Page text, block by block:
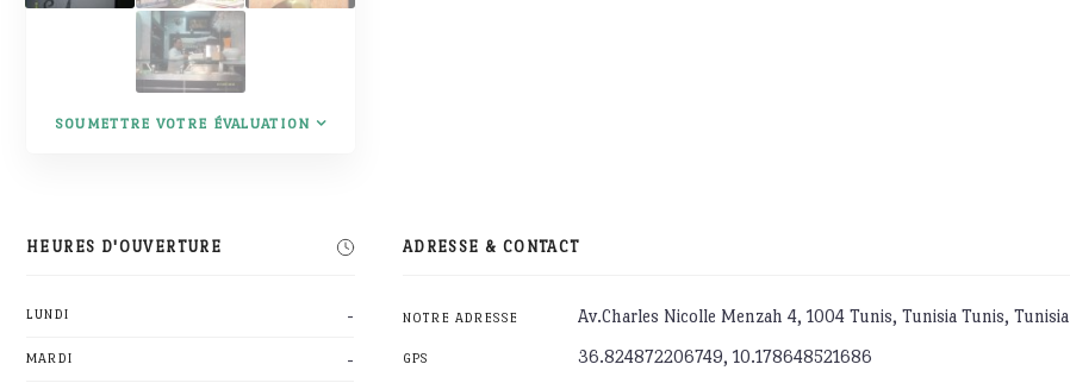
SOUMETTRE VOTRE ÉVALUATION
HEURES D'OUVERTURE
LUNDI -
MARDI -
ADRESSE & CONTACT
NOTRE ADRESSE Av.Charles Nicolle Menzah 4, 1004 Tunis, Tunisia Tunis, Tunisia
GPS 36.824872206749, 10.178648521686